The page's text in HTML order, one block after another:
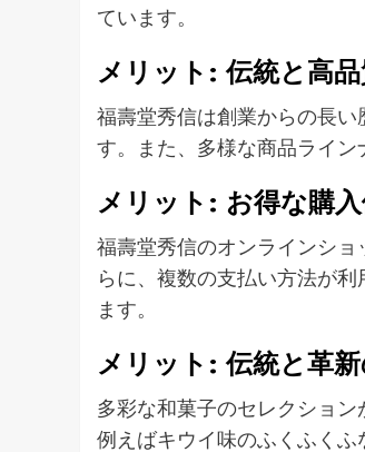
ています。
メリット: 伝統と高
福壽堂秀信は創業からの長
す。また、多様な商品ライン
メリット: お得な購
福壽堂秀信のオンラインシ
らに、複数の支払い方法が
ます。
メリット: 伝統と革
多彩な和菓子のセレクション
例えばキウイ味のふくふく